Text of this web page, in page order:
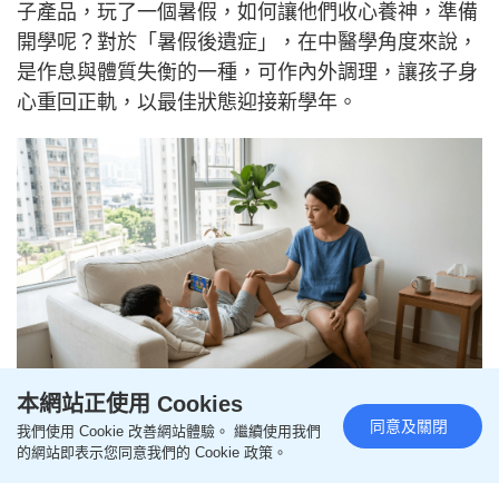
子產品，玩了一個暑假，如何讓他們收心養神，準備
開學呢？對於「暑假後遺症」，在中醫學角度來說，
是作息與體質失衡的一種，可作內外調理，讓孩子身
心重回正軌，以最佳狀態迎接新學年。
（AI生成示意圖）
本網站正使用 Cookies
我們使用 Cookie 改善網站體驗。 繼續使用我們
的網站即表示您同意我們的 Cookie 政策。
同意及關閉